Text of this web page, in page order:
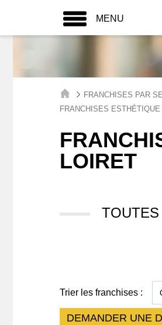
MENU
FRANCHISES PAR
FRANCHISES
LOIRET
Trier les franchises :
DEMANDER UNE